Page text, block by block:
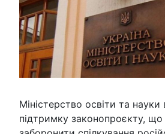
Міністерство освіти та
підтримку законопроєкту,